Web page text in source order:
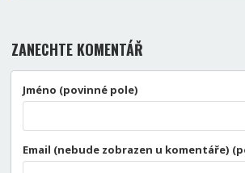
ZANECHTE KOMENTÁŘ
Jméno (povinné pole)
Email (nebude zobrazen u komentáře)